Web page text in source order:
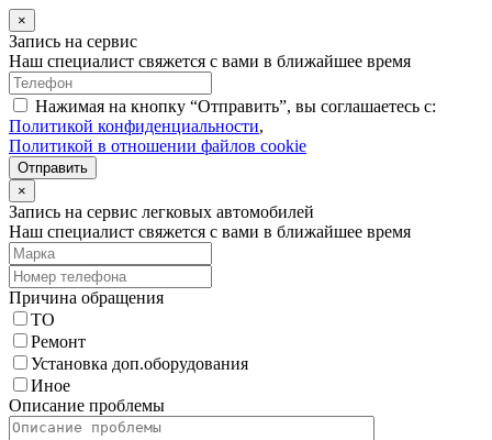
×
Запись на сервис
Наш специалист свяжется с вами в ближайшее время
Нажимая на кнопку “Отправить”, вы соглашаетесь с:
Политикой конфиденциальности,
Политикой в отношении файлов cookie
Отправить
×
Запись на сервис легковых автомобилей
Наш специалист свяжется с вами в ближайшее время
Причина обращения
ТО
Ремонт
Установка доп.оборудования
Иное
Описание проблемы